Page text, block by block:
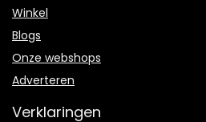
Winkel
Blogs
Onze webshops
Adverteren
Verklaringen